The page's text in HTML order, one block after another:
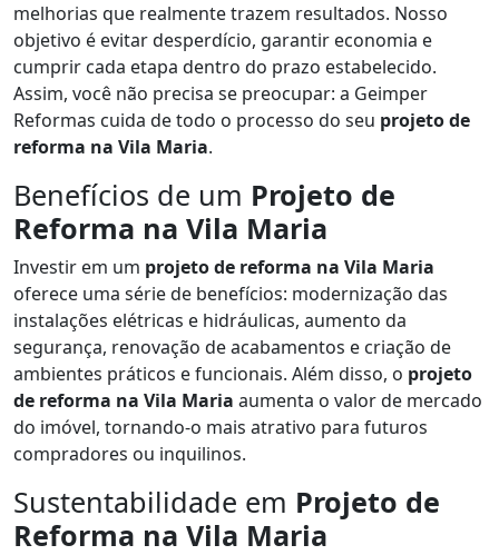
melhorias que realmente trazem resultados. Nosso
objetivo é evitar desperdício, garantir economia e
cumprir cada etapa dentro do prazo estabelecido.
Assim, você não precisa se preocupar: a Geimper
Reformas cuida de todo o processo do seu projeto de
reforma na Vila Maria.
Benefícios de um Projeto de
Reforma na Vila Maria
Investir em um projeto de reforma na Vila Maria
oferece uma série de benefícios: modernização das
instalações elétricas e hidráulicas, aumento da
segurança, renovação de acabamentos e criação de
ambientes práticos e funcionais. Além disso, o projeto
de reforma na Vila Maria aumenta o valor de mercado
do imóvel, tornando-o mais atrativo para futuros
compradores ou inquilinos.
Sustentabilidade em Projeto de
Reforma na Vila Maria